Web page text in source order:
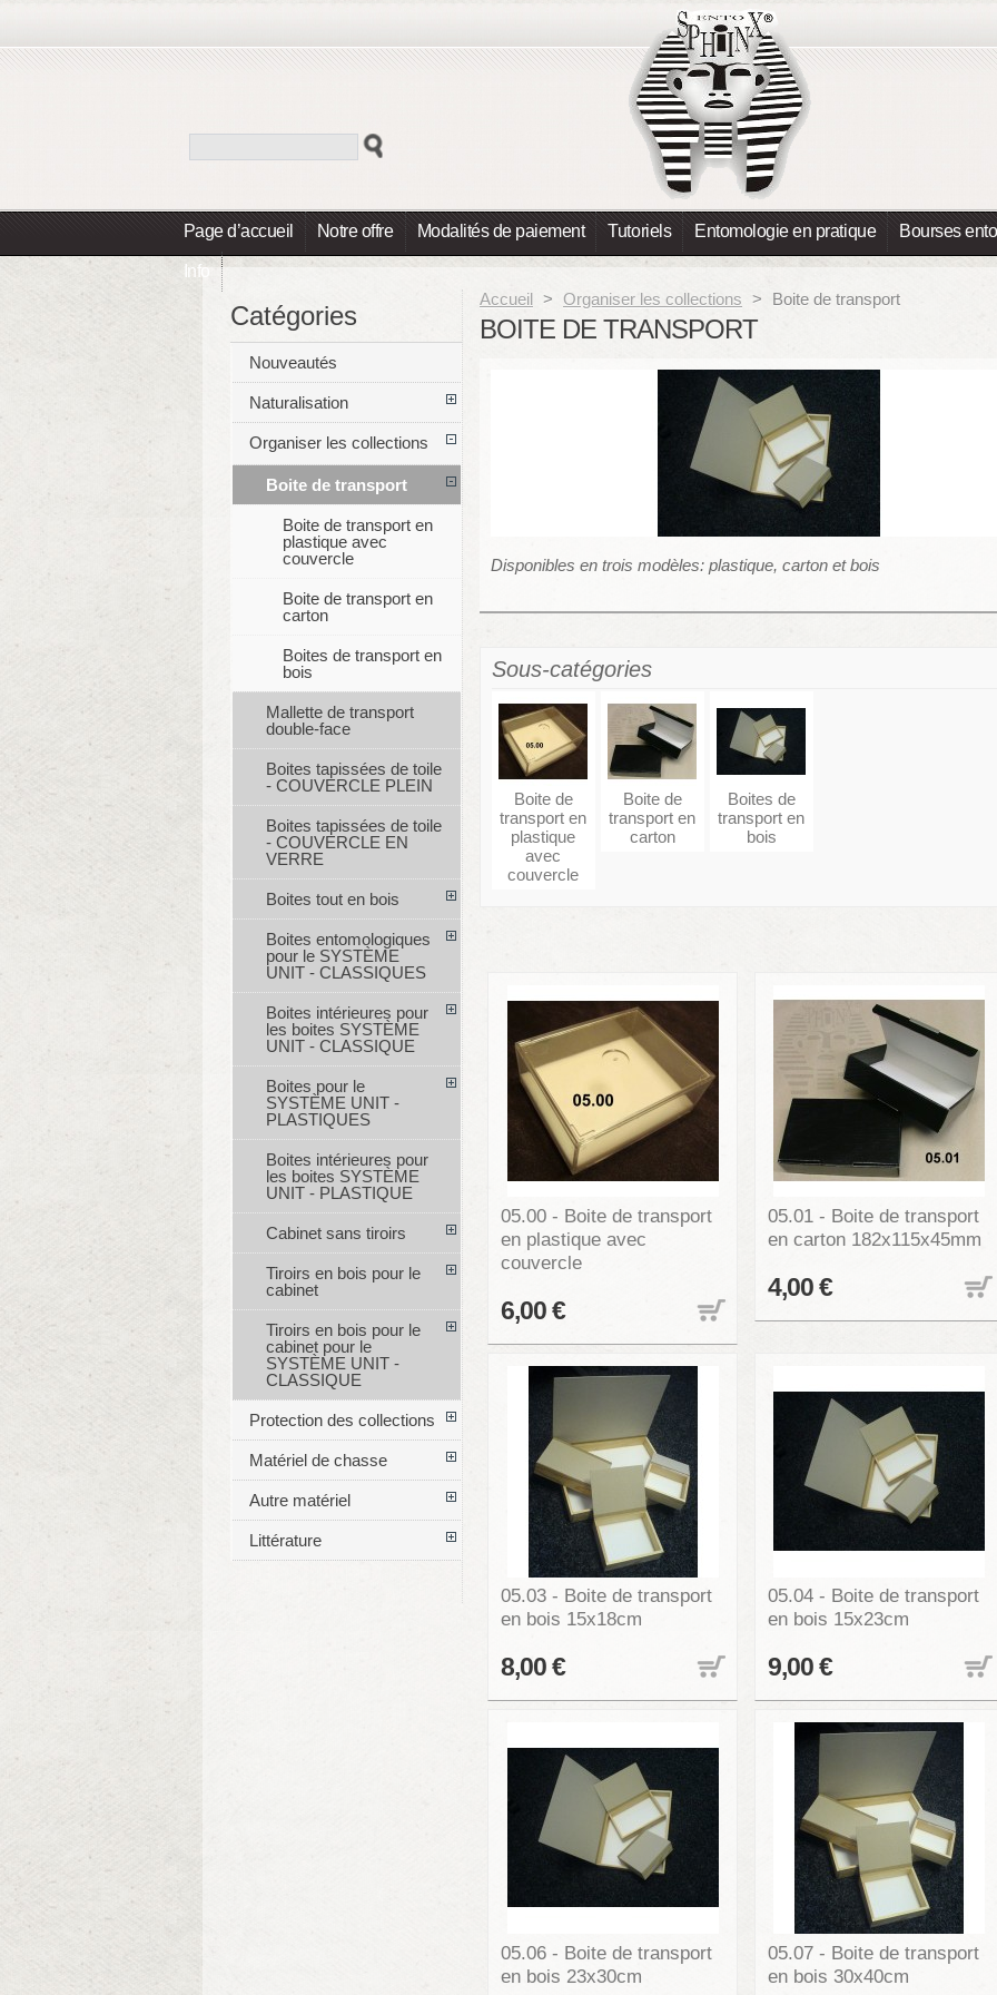
Page d’accueil Notre offre Modalités de paiement Tutoriels Entomologie en pratique Bourses
Info
Accueil > Organiser les collections > Boite de transport
BOITE DE TRANSPORT
Disponibles en trois modèles: plastique, carton et bois
Sous-catégories
Boite de
transport en
plastique
avec
couvercle
Boite de
transport en
carton
Boites de
transport en
bois
05.00 - Boite de transport
en plastique avec
couvercle
6,00 €
05.01 - Boite de transport
en carton 182x115x45mm
4,00 €
05.03 - Boite de transport
en bois 15x18cm
8,00 €
05.04 - Boite de transport
en bois 15x23cm
9,00 €
05.06 - Boite de transport
en bois 23x30cm
05.07 - Boite de transport
en bois 30x40cm
Catégories
Nouveautés
Naturalisation
Organiser les collections
Boite de transport
Boite de transport en
plastique avec
couvercle
Boite de transport en
carton
Boites de transport en
bois
Mallette de transport
double-face
Boites tapissées de toile
- COUVERCLE PLEIN
Boites tapissées de toile
- COUVERCLE EN
VERRE
Boites tout en bois
Boites entomologiques
pour le SYSTÈME
UNIT - CLASSIQUES
Boites intérieures pour
les boites SYSTÈME
UNIT - CLASSIQUE
Boites pour le
SYSTÈME UNIT -
PLASTIQUES
Boites intérieures pour
les boites SYSTÈME
UNIT - PLASTIQUE
Cabinet sans tiroirs
Tiroirs en bois pour le
cabinet
Tiroirs en bois pour le
cabinet pour le
SYSTÈME UNIT -
CLASSIQUE
Protection des collections
Matériel de chasse
Autre matériel
Littérature